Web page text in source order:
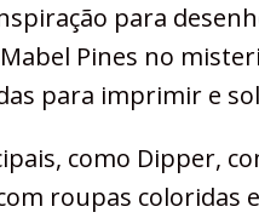
para
Pines no
para imprimir e
como Dipper,
roupas coloridas